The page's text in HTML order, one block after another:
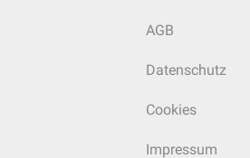
AGB
Datenschutz
Cookies
Impressum